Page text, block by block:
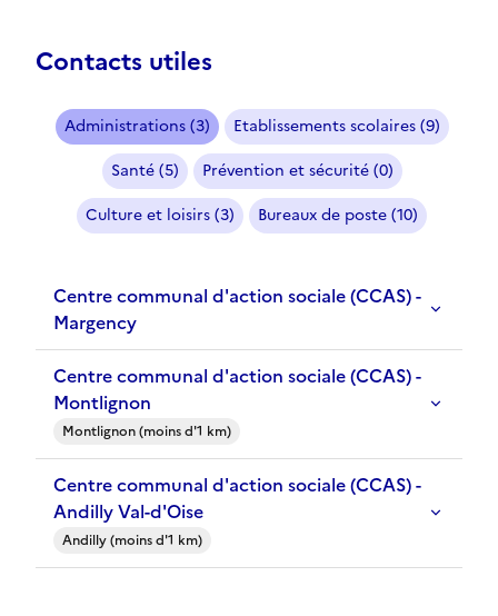
Contacts utiles
Administrations (3)
Etablissements scolaires (9)
Santé (5)
Prévention et sécurité (0)
Culture et loisirs (3)
Bureaux de poste (10)
Centre communal d'action sociale (CCAS) -
Margency
Centre communal d'action sociale (CCAS) -
Montlignon
Montlignon (moins d'1 km)
Centre communal d'action sociale (CCAS) -
Andilly Val-d'Oise
Andilly (moins d'1 km)